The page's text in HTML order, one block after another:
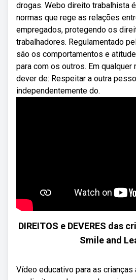
drogas. Webo direito trabalhista
normas que rege as relações
empregados, protegendo os
trabalhadores. Regulamentado
são os comportamentos e
para com os outros. Em qualquer
dever de: Respeitar a outra
independentemente do.
DIREITOS e DEVERES das
Smile and
Vídeo educativo para as